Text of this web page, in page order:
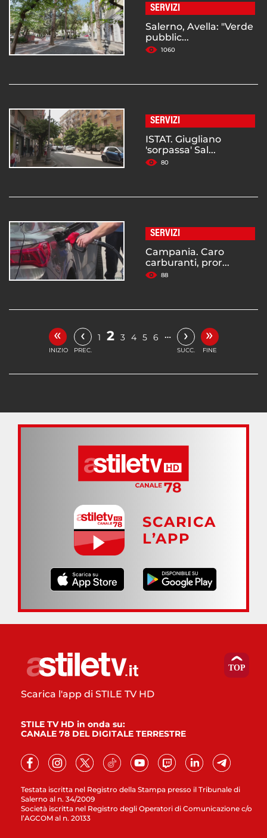
SERVIZI
Salerno, Avella: "Verde
pubblic...
1060
SERVIZI
ISTAT. Giugliano
'sorpassa' Sal...
80
SERVIZI
Campania. Caro
carburanti, pror...
88
«
INIZIO
‹
PREC.
1 2 3 4 5 6 … ›
SUCC.
»
FINE
SCARICA
L’APP
Testata iscritta nel Registro della Stampa presso il Tribunale di
Salerno al n. 34/2009
Società iscritta nel Registro degli Operatori di Comunicazione c/o
l’AGCOM al n. 20133
Scarica l'app di STILE TV HD
STILE TV HD in onda su:
CANALE 78 DEL DIGITALE TERRESTRE